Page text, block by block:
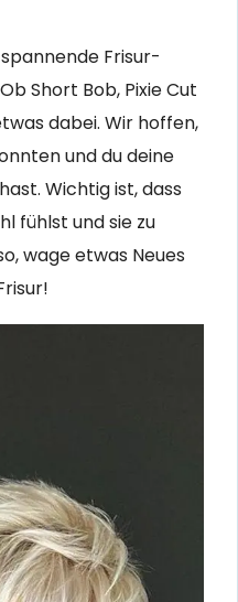
Frisur-
Short Bob, Pixie Cut
dabei. Wir hoffen,
und du deine
Wichtig ist, dass
fühlst und sie zu
wage etwas Neues